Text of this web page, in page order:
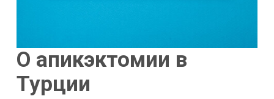
О апикэктомии в
Турции